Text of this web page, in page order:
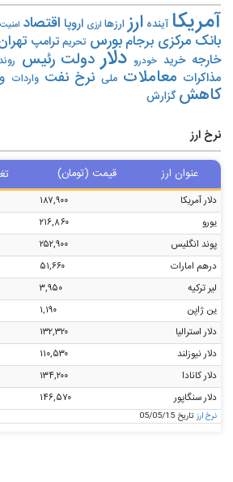
آمریکا آینده ارز ارزها ارزی اروپا اقتصاد امنیت
بانک مرکزی برجام بورس تحریم‌ ترامپ تهران
خارجه خرید خودرو دلار دولت رئیس روند
مذاکرات معاملات ملی نرخ نفت واردات
کاهش گزارش
نرخ ارز
عنوان ارز قیمت (تومان)
دلار آمریکا ۱۸۷,۹۰۰
یورو
۲۱۶,۸۶۰
پوند انگلیس
۲۵۲,۹۰۰
درهم امارات
۵۱,۶۶۰
لیر ترکیه
۳,۹۵۰
ین ژاپن
۱,۱۹۰
دلار استرالیا
۱۳۲,۳۲۰
دلار نیوزلند
۱۱۰,۵۳۰
دلار کانادا
۱۳۴,۲۰۰
دلار سنگاپور
۱۴۶,۵۷۰
نرخ ارزتاریخ 05/05/15